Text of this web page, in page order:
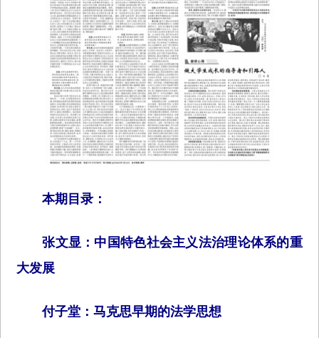
本期目录：
张文显：中国特色社会主义法治理论体系的重
大发展
付子堂：马克思早期的法学思想